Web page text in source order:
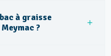
à graisse
?